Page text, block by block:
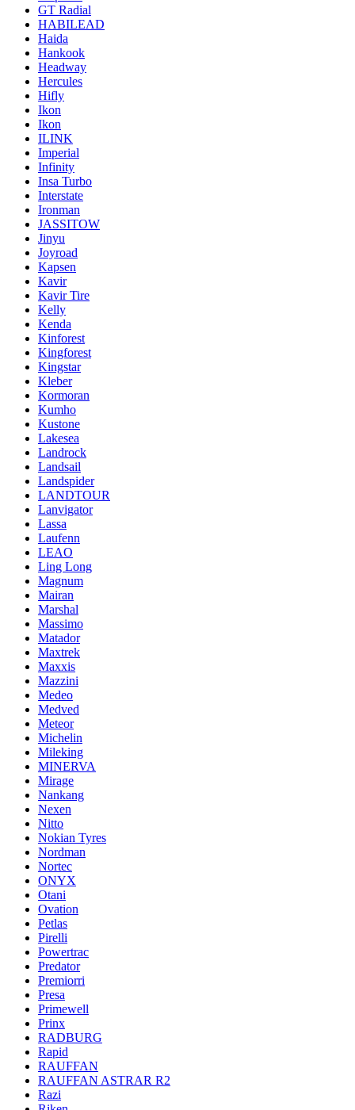
GT Radial
HABILEAD
Haida
Hankook
Headway
Hercules
Hifly
Ikon
Ikon
ILINK
Imperial
Infinity
Insa Turbo
Interstate
Ironman
JASSITOW
Jinyu
Joyroad
Kapsen
Kavir
Kavir Tire
Kelly
Kenda
Kinforest
Kingforest
Kingstar
Kleber
Kormoran
Kumho
Kustone
Lakesea
Landrock
Landsail
Landspider
LANDTOUR
Lanvigator
Lassa
Laufenn
LEAO
Ling Long
Magnum
Mairan
Marshal
Massimo
Matador
Maxtrek
Maxxis
Mazzini
Medeo
Medved
Meteor
Michelin
Mileking
MINERVA
Mirage
Nankang
Nexen
Nitto
Nokian Tyres
Nordman
Nortec
ONYX
Otani
Ovation
Petlas
Pirelli
Powertrac
Predator
Premiorri
Presa
Primewell
Prinx
RADBURG
Rapid
RAUFFAN
RAUFFAN ASTRAR R2
Razi